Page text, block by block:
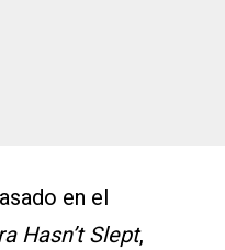
en el
Hasn’t Slept,